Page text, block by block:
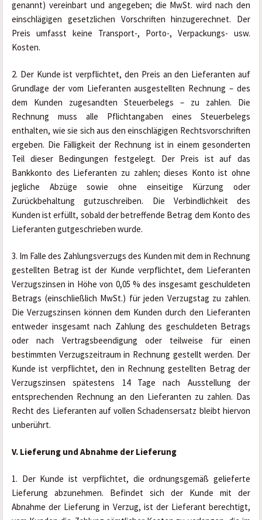
genannt) vereinbart und angegeben; die MwSt. wird nach den
einschlägigen gesetzlichen Vorschriften hinzugerechnet. Der
Preis umfasst keine Transport-, Porto-, Verpackungs- usw.
Kosten.
2. Der Kunde ist verpflichtet, den Preis an den Lieferanten auf
Grundlage der vom Lieferanten ausgestellten Rechnung – des
dem Kunden zugesandten Steuerbelegs – zu zahlen. Die
Rechnung muss alle Pflichtangaben eines Steuerbelegs
enthalten, wie sie sich aus den einschlägigen Rechtsvorschriften
ergeben. Die Fälligkeit der Rechnung ist in einem gesonderten
Teil dieser Bedingungen festgelegt. Der Preis ist auf das
Bankkonto des Lieferanten zu zahlen; dieses Konto ist ohne
jegliche Abzüge sowie ohne einseitige Kürzung oder
Zurückbehaltung gutzuschreiben. Die Verbindlichkeit des
Kunden ist erfüllt, sobald der betreffende Betrag dem Konto des
Lieferanten gutgeschrieben wurde.
3. Im Falle des Zahlungsverzugs des Kunden mit dem in Rechnung
gestellten Betrag ist der Kunde verpflichtet, dem Lieferanten
Verzugszinsen in Höhe von 0,05 % des insgesamt geschuldeten
Betrags (einschließlich MwSt.) für jeden Verzugstag zu zahlen.
Die Verzugszinsen können dem Kunden durch den Lieferanten
entweder insgesamt nach Zahlung des geschuldeten Betrags
oder nach Vertragsbeendigung oder teilweise für einen
bestimmten Verzugszeitraum in Rechnung gestellt werden. Der
Kunde ist verpflichtet, den in Rechnung gestellten Betrag der
Verzugszinsen spätestens 14 Tage nach Ausstellung der
entsprechenden Rechnung an den Lieferanten zu zahlen. Das
Recht des Lieferanten auf vollen Schadensersatz bleibt hiervon
unberührt.
V. Lieferung und Abnahme der Lieferung
1. Der Kunde ist verpflichtet, die ordnungsgemäß gelieferte
Lieferung abzunehmen. Befindet sich der Kunde mit der
Abnahme der Lieferung in Verzug, ist der Lieferant berechtigt,